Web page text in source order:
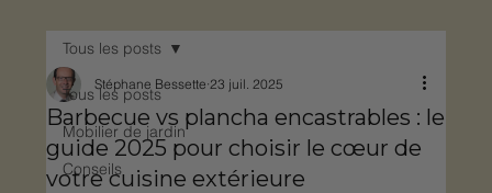
Tous les posts
Mobilier de jardin
Conseils
Tous les posts
Barbecue vs plancha encastrables : le
guide 2025 pour choisir le cœur de
votre cuisine extérieure
Stéphane Bessette 23 juil. 2025